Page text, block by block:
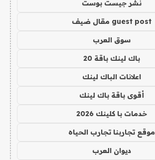
نشر جيست بوست
guest post مقال ضيف
سوق العرب
باك لينك باقة 20
اعلانات الباك لينك
أقوى باقة باك لينك
خدمات با كلينك 2026
موقع تجاربنا تجارب الحياه
ديوان العرب